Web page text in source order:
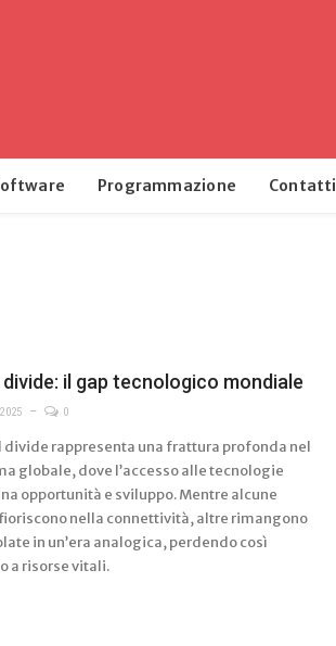
Programmazione Contatti
divide: il gap tecnologico mondiale
0
rappresenta una frattura profonda nel
globale, dove l’accesso alle tecnologie
opportunità e sviluppo. Mentre alcune
nella connettività, altre rimangono
in un’era analogica, perdendo così
a risorse vitali.